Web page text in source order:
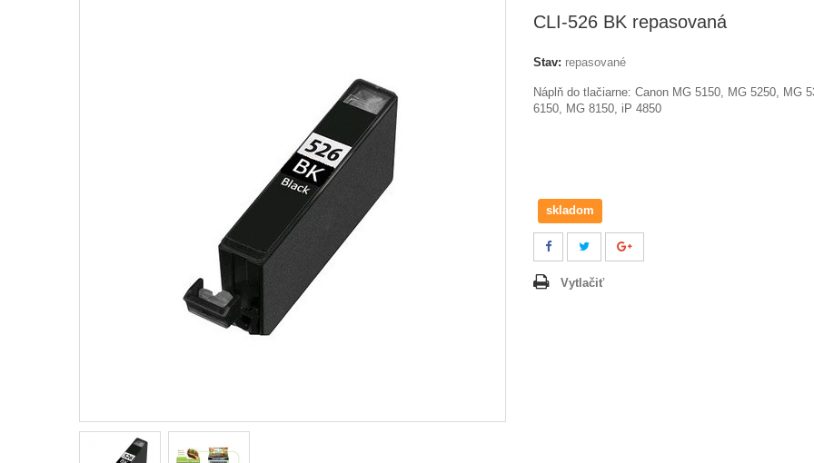
CLI-526 BK repasovaná
Stav: repasované
Náplň do tlačiarne: Canon MG 5150, MG 5250, MG
6150, MG 8150, iP 4850
skladom
Vytlačiť